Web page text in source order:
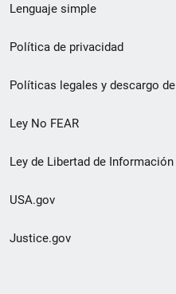
de
pie
de
página
Lenguaje simple
Política de privacidad
Políticas legales y descargo
Ley No FEAR
Ley de Libertad de Información
USA.gov
Justice.gov